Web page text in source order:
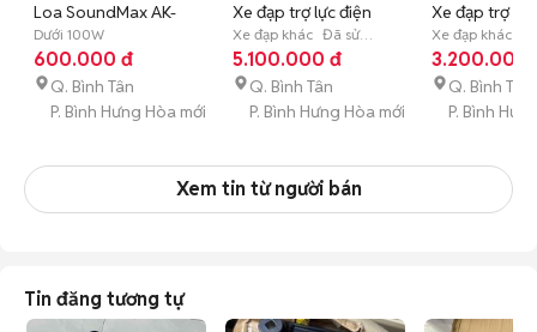
Loa SoundMax AK-
800 Đen 50W
Dưới 100W
600.000 đ
Q. Bình Tân
P. Bình Hưng Hòa mới
Xe đạp trợ lực điện
350W Xanh ngọc 26
inch
Xe đạp khác Đã sử
dụng
5.100.000 đ
Q. Bình Tân
P. Bình Hưng Hòa mới
Xe đạp trợ
JEET
Xe đạp khác
dụng
3.200.000
Q. Bình Tân
P. Bình
Xem tin từ người bán
Tin đăng tương tự